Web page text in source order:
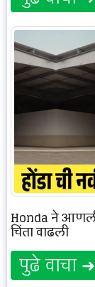
Honda ने
चिंता वाढली
पुढे वाचा ➜